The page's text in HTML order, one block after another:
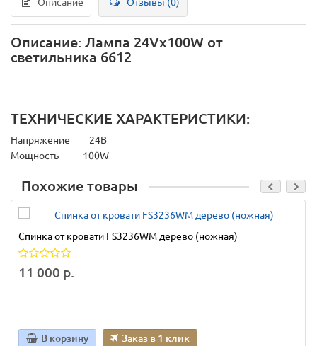
Описание: Лампа 24Vх100W от
светильника 6612
ТЕХНИЧЕСКИЕ ХАРАКТЕРИСТИКИ:
Напряжение 24В
Мощность
100W
Похожие товары
Спинка от кровати FS3236WM дерево (ножная)
11 000 р.
В корзину Заказ в 1 клик